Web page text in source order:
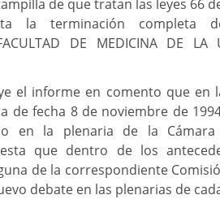
la terminación completa
DE MEDICINA DE LA
el informe en comento que en
de fecha 8 de noviembre de
en la plenaria de la Cámara
que dentro de los
de la correspondiente
debate en las plenarias de